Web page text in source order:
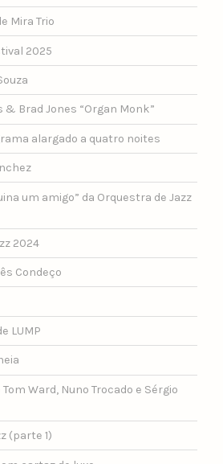
Mira Trio
2025
& Brad Jones “Organ Monk”
alargado a quatro noites
um amigo” da Orquestra de Jazz
2024
Condeço
LUMP
Ward, Nuno Trocado e Sérgio
(parte 1)